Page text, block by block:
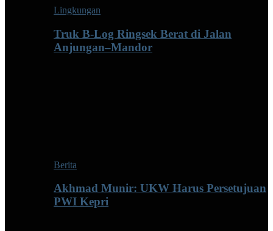
Lingkungan
Truk B-Log Ringsek Berat di Jalan
Anjungan–Mandor
Berita
Akhmad Munir: UKW Harus Persetujuan
PWI Kepri